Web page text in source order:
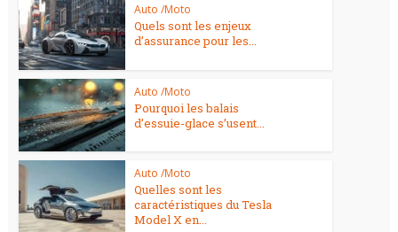
Auto /Moto
Quels sont les enjeux
d’assurance pour les...
Auto /Moto
Pourquoi les balais
d’essuie-glace s’usent...
Auto /Moto
Quelles sont les
caractéristiques du Tesla
Model X en...